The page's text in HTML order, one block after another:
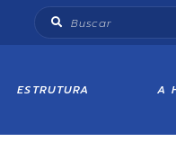
ESTRUTURA A